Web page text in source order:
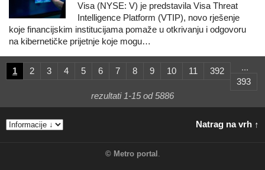
Visa (NYSE: V) je predstavila Visa Threat
Intelligence Platform (VTIP), novo rješenje
koje financijskim institucijama pomaže u otkrivanju i odgovoru
na kibernetičke prijetnje koje mogu…
1 2 3 4 5 6 7 8 9 10 11 ...
392
393
rezultati 1-15 od 5886
Natrag na vrh ↑
© Metro portal .